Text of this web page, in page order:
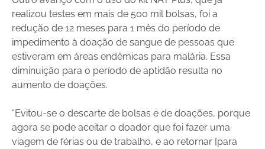
realizou testes em mais de 500 mil bolsas, foi a
redução de 12 meses para 1 mês do período de
impedimento à doação de sangue de pessoas que
estiveram em áreas endêmicas para malária. Essa
diminuição para o período de aptidão resulta no
aumento de doações.
“Evitou-se o descarte de bolsas e de doações, porque
agora se pode aceitar o doador que foi fazer uma
viagem de férias ou de trabalho, e ao retornar [para